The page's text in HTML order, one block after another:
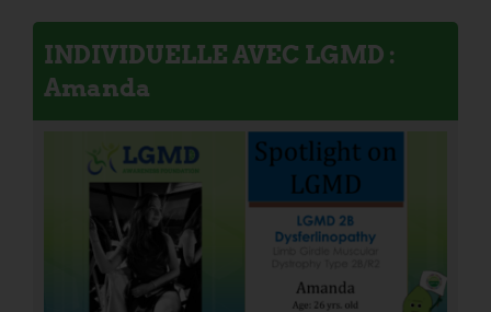
INDIVIDUELLE AVEC LGMD :
Amanda